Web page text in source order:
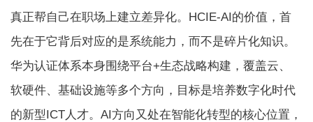
真正帮自己在职场上建立差异化。HCIE-AI的价值，首
先在于它背后对应的是系统能力，而不是碎片化知识。
华为认证体系本身围绕平台+生态战略构建，覆盖云、
软硬件、基础设施等多个方向，目标是培养数字化时代
的新型ICT人才。AI方向又处在智能化转型的核心位置，